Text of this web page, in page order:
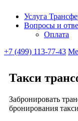
Услуга
Вопросы и
Оплата
+7 (499) 113-77-43
Такси
Забронировать
бронирования